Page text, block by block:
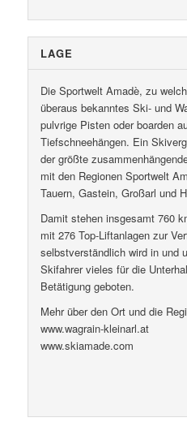
LAGE
Die Sportwelt Amadè, zu
überaus bekanntes Ski- und
pulvrige Pisten oder boarden
Tiefschneehängen. Ein
der größte
mit den Regionen Sportwelt
Tauern, Gastein, Großarl und
Damit stehen insgesamt 760
mit 276 Top-Liftanlagen zur
selbstverständlich wird in und
Skifahrer vieles für die
Betätigung geboten.
Mehr über den Ort und die
www.wagrain-kleinarl.at
www.skiamade.com